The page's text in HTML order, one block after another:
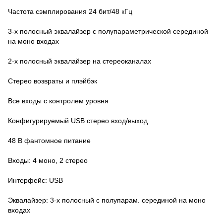
Частота сэмплирования 24 бит/48 кГц
3-х полосный эквалайзер с полупараметрической серединой
на моно входах
2-х полосный эквалайзер на стереоканалах
Стерео возвраты и плэйбэк
Все входы с контролем уровня
Конфигурируемый USB стерео вход/выход
48 В фантомное питание
Входы: 4 моно, 2 стерео
Интерфейс: USB
Эквалайзер: 3-х полосный с полупарам. серединой на моно
входах